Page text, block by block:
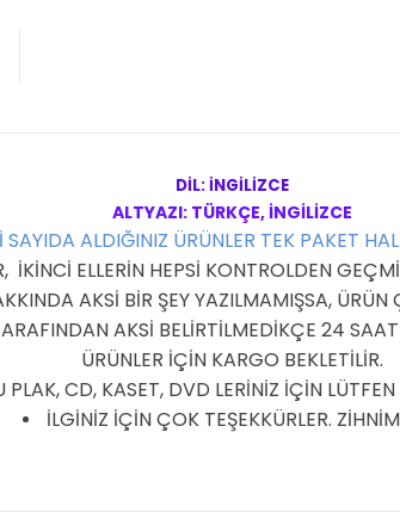
DİL: İNGİLİZCE
ALTYAZI: TÜRKÇE, İNGİLİZCE
SAYIDA ALDIĞINIZ ÜRÜNLER TEK PAKET
ELLERİN HEPSİ KONTROLDEN
AKSİ BİR ŞEY YAZILMAMIŞSA,
AKSİ BELİRTİLMEDİKÇE 24
ÜRÜNLER İÇİN KARGO BEKLETİLİR.
PLAK, CD, KASET, DVD LERİNİZ İÇİN LÜTFEN
İLGİNİZ İÇİN ÇOK TEŞEKKÜRLER.